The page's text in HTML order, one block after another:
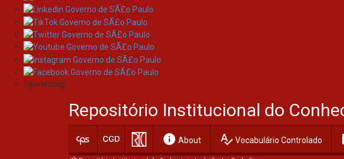
Skip
navigation
/governosp
Repositório Institucional do
info About spellcheck Vocabulário Controlado
Search
Current filters: